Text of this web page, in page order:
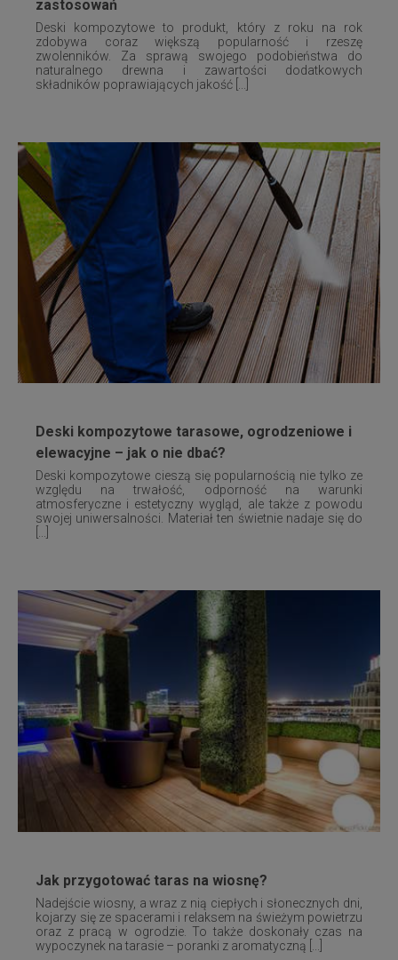
zastosowań
Deski kompozytowe to produkt, który z roku na rok
zdobywa coraz większą popularność i rzeszę
zwolenników. Za sprawą swojego podobieństwa do
naturalnego drewna i zawartości dodatkowych
składników poprawiających jakość [...]
Deski kompozytowe tarasowe, ogrodzeniowe i
elewacyjne – jak o nie dbać?
Deski kompozytowe cieszą się popularnością nie tylko ze
względu na trwałość, odporność na warunki
atmosferyczne i estetyczny wygląd, ale także z powodu
swojej uniwersalności. Materiał ten świetnie nadaje się do
[...]
Jak przygotować taras na wiosnę?
Nadejście wiosny, a wraz z nią ciepłych i słonecznych dni,
kojarzy się ze spacerami i relaksem na świeżym powietrzu
oraz z pracą w ogrodzie. To także doskonały czas na
wypoczynek na tarasie – poranki z aromatyczną [...]